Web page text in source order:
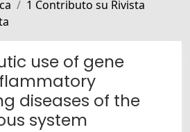
1 Contributo su Rivista
use of gene
diseases of the
system